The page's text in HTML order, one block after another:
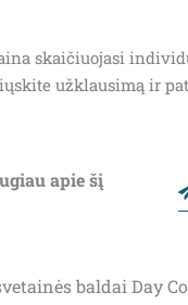
skaičiuojasi
užklausimą ir
apie šį
baldai Day